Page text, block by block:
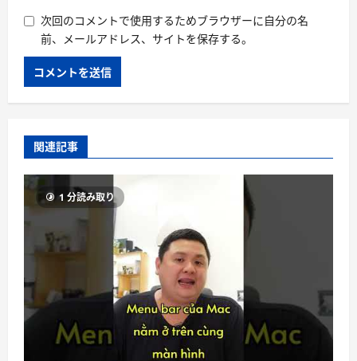
次回のコメントで使用するためブラウザーに自分の名
前、メールアドレス、サイトを保存する。
関連記事
1 分読み取り